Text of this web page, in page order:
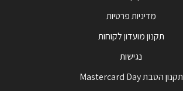
מדיניות פרטיות
תקנון מועדון לקוחות
נגישות
תקנון הטבת Mastercard Day